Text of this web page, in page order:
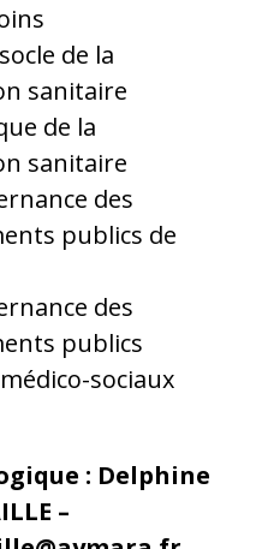
de la
sanitaire
de la
sanitaire
des
publics de
des
publics
sociaux
: Delphine
–